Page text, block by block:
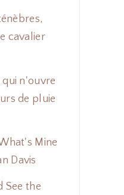
cavalier
qui n'ouvre
de pluie
Mine
Davis
See the